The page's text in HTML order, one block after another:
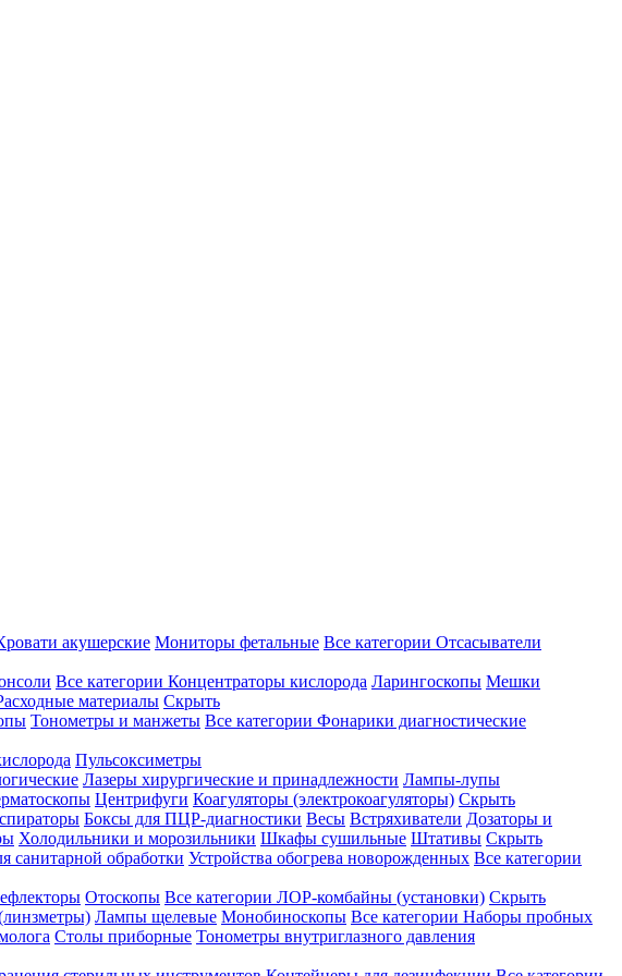
акушерские Мониторы фетальные Все категории Отсасыватели
Все категории Концентраторы кислорода Ларингоскопы Мешки
материалы Скрыть
Тонометры и манжеты Все категории Фонарики диагностические
Пульсоксиметры
Лазеры хирургические и принадлежности Лампы-лупы
Центрифуги Коагуляторы (электрокоагуляторы) Скрыть
Боксы для ПЦР-диагностики Весы Встряхиватели Дозаторы и
Холодильники и морозильники Шкафы сушильные Штативы Скрыть
санитарной обработки Устройства обогрева новорожденных Все категории
Отоскопы Все категории ЛОР-комбайны (установки) Скрыть
Лампы щелевые Монобиноскопы Все категории Наборы пробных
Столы приборные Тонометры внутриглазного давления